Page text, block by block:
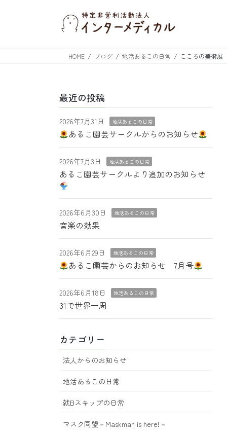
HOME ブログ 地活あるこの日常 こころの美術展
最近の投稿
2026年7月31日 地活あるこの日常
あるこ園芸サークルからのお知らせ
2026年7月3日 地活あるこの日常
あるこ園芸サークルより追加のお知らせ
2026年6月30日 地活あるこの日常
音楽の効果
2026年6月29日 地活あるこの日常
あるこ園芸からのお知らせ 7月号
2026年6月18日 地活あるこの日常
31で世界一周
カテゴリー
法人からのお知らせ
地活あるこの日常
就Bスキップの日常
マスク同盟－Maskman is here!－